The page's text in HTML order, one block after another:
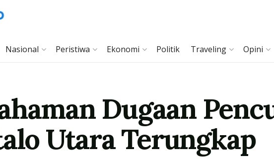
Nasional Peristiwa Ekonomi Politik Traveling Opini
Dugaan
Utara Terungkap